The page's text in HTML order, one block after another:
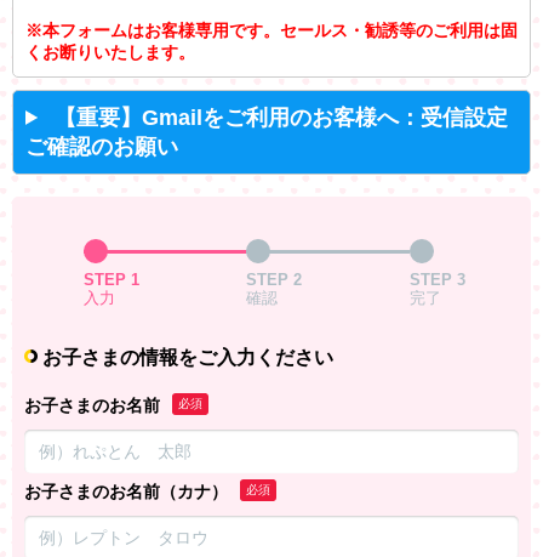
※本フォームはお客様専用です。セールス・勧誘等のご利用は固
くお断りいたします。
【重要】Gmailをご利用のお客様へ：受信設定
ご確認のお願い
STEP 1
入力
STEP 2
確認
STEP 3
完了
お子さまの情報をご入力ください
お子さまのお名前 必須
お子さまのお名前（カナ） 必須